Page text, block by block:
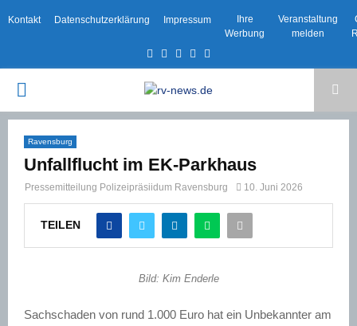
Kontakt Datenschutzerklärung Impressum
Ihre
Werbung
Veranstaltung
melden
Facebook
TwitterInstagram
Email
PRIMARY
MENU
Ravensburg
Unfallflucht im EK-Parkhaus
Pressemitteilung Polizeipräsiidum Ravensburg 10. Juni 2026
TEILEN
Bild: Kim Enderle
Sachschaden von rund 1.000 Euro hat ein Unbekannter am